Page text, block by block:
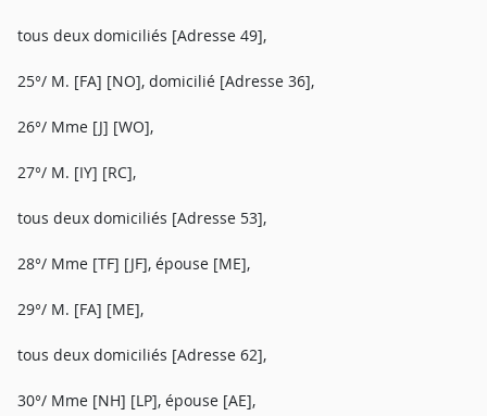
tous deux domiciliés [Adresse 49],
25°/ M. [FA] [NO], domicilié [Adresse 36],
26°/ Mme [J] [WO],
27°/ M. [IY] [RC],
tous deux domiciliés [Adresse 53],
28°/ Mme [TF] [JF], épouse [ME],
29°/ M. [FA] [ME],
tous deux domiciliés [Adresse 62],
30°/ Mme [NH] [LP], épouse [AE],